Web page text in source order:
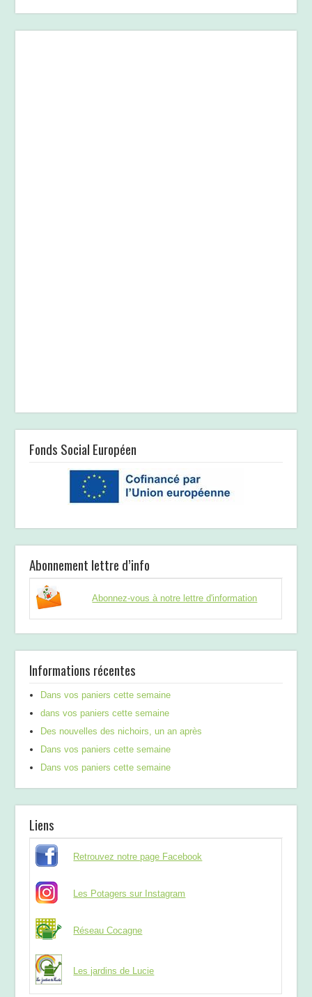
Fonds Social Européen
Abonnement lettre d’info
Abonnez-vous à notre lettre d'information
Informations récentes
Dans vos paniers cette semaine
dans vos paniers cette semaine
Des nouvelles des nichoirs, un an après
Dans vos paniers cette semaine
Dans vos paniers cette semaine
Liens
Retrouvez notre page Facebook
Les Potagers sur Instagram
Réseau Cocagne
Les jardins de Lucie